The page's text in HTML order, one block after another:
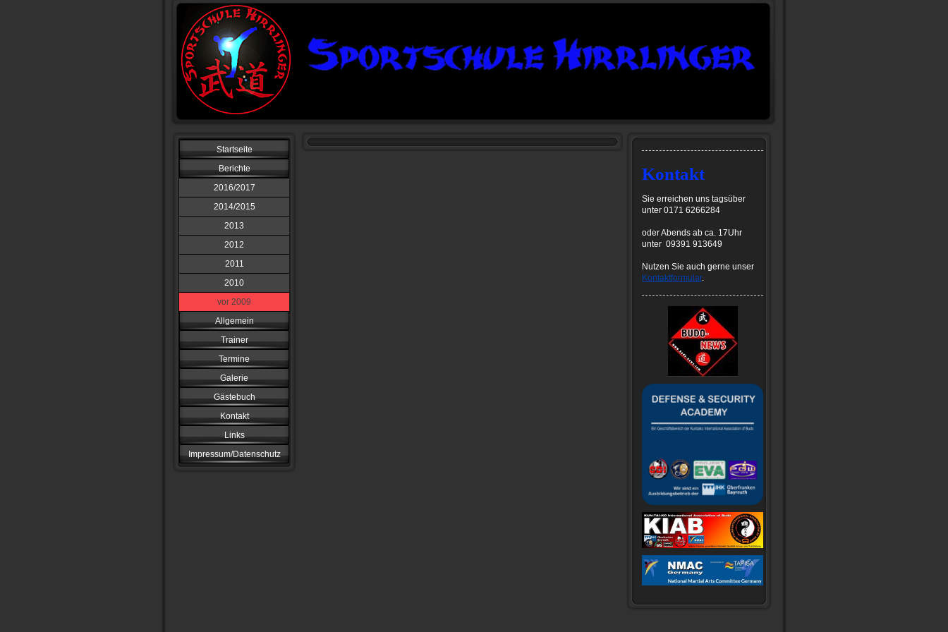
Startseite
Berichte
2016/2017
2014/2015
2013
2012
2011
2010
vor 2009
Allgemein
Trainer
Termine
Galerie
Gästebuch
Kontakt
Links
Impressum/Datenschutz
Kontakt
Sie erreichen uns tagsüber
unter 0171 6266284
oder Abends ab ca. 17Uhr
unter 09391 913649
Nutzen Sie auch gerne unser
Kontaktformular.